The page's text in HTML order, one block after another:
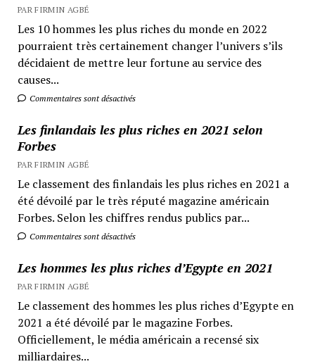
PAR FIRMIN AGBÉ
Les 10 hommes les plus riches du monde en 2022
pourraient très certainement changer l’univers s’ils
décidaient de mettre leur fortune au service des
causes...
Commentaires sont désactivés
Les finlandais les plus riches en 2021 selon
Forbes
PAR FIRMIN AGBÉ
Le classement des finlandais les plus riches en 2021 a
été dévoilé par le très réputé magazine américain
Forbes. Selon les chiffres rendus publics par...
Commentaires sont désactivés
Les hommes les plus riches d’Egypte en 2021
PAR FIRMIN AGBÉ
Le classement des hommes les plus riches d’Egypte en
2021 a été dévoilé par le magazine Forbes.
Officiellement, le média américain a recensé six
milliardaires...